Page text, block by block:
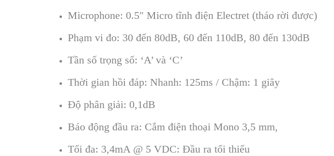
Microphone: 0.5″ Micro tĩnh điện Electret (tháo rời được)
Phạm vi đo: 30 đến 80dB, 60 đến 110dB, 80 đến 130dB
Tần số trọng số: ‘A’ và ‘C’
Thời gian hồi đáp: Nhanh: 125ms / Chậm: 1 giây
Độ phân giải: 0,1dB
Báo động đầu ra: Cắm điện thoại Mono 3,5 mm,
Tối đa: 3,4mA @ 5 VDC: Đầu ra tối thiểu